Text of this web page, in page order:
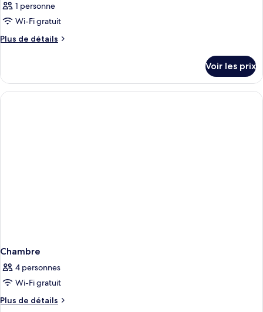
1 personne
Wi-Fi gratuit
Plus de détails
Plus
le
type
de
Voir les prix
Chambre
4 personnes
Wi-Fi gratuit
Plus de détails
Plus